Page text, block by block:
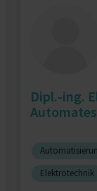
Dipl.-ing.
Elektrotechnik